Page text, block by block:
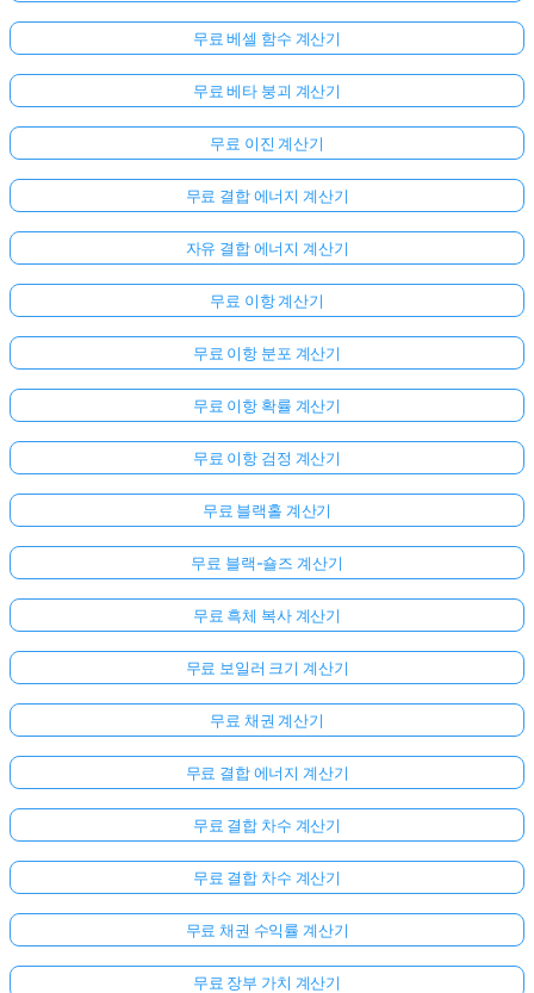
문
없
습
니
다
번
질
하
무료 베셀 함수 계산기
무료 베타 붕괴 계산기
무료 이진 계산기
무료 결합 에너지 계산기
자유 결합 에너지 계산기
무료 이항 계산기
무료 이항 분포 계산기
무료 이항 확률 계산기
무료 이항 검정 계산기
무료 블랙홀 계산기
무료 블랙-숄즈 계산기
무료 흑체 복사 계산기
무료 보일러 크기 계산기
무료 채권 계산기
무료 결합 에너지 계산기
무료 결합 차수 계산기
무료 결합 차수 계산기
무료 채권 수익률 계산기
무료 장부 가치 계산기